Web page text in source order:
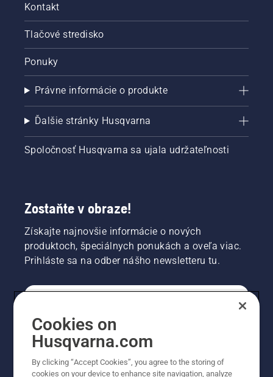
Kontakt
Tlačové stredisko
Ponuky
Právne informácie o produkte
Ďalšie stránky Husqvarna
Spoločnosť Husqvarna sa ujala udržateľnosti
Zostaňte v obraze!
Získajte najnovšie informácie o nových
produktoch, špeciálnych ponukách a oveľa viac.
Prihláste sa na odber nášho newsletteru tu.
PROFESIONÁLNE
Cookies on
Husqvarna.com
By clicking “Accept Cookies”, you agree to the storing of
cookies on your device to enhance site navigation, analyze